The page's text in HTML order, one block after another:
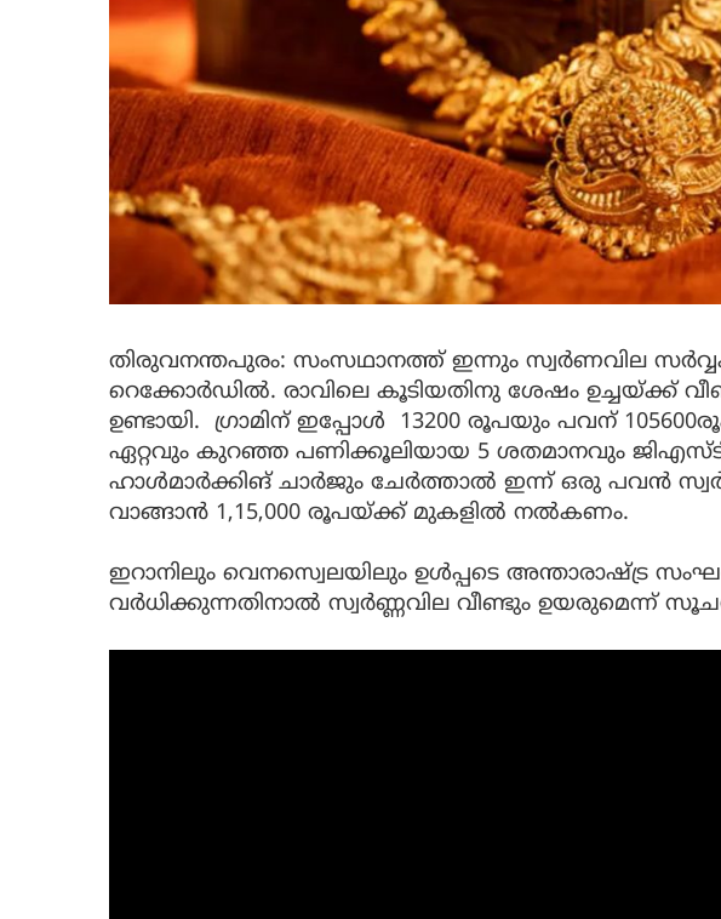
തിരുവനന്തപുരം: സംസഥാനത്ത് ഇന്നും സ്വർണവില
റെക്കോർഡിൽ. രാവിലെ കൂടിയതിനു ശേഷം ഉച്ചയ്ക്ക്
ഉണ്ടായി. ഗ്രാമിന് ഇപ്പോൾ 13200 രൂപയും പവന്
ഏറ്റവും കുറഞ്ഞ പണിക്കൂലിയായ 5 ശതമാനവും
ഹാൾമാർക്കിങ് ചാർജും ചേർത്താൽ ഇന്ന് ഒരു പവൻ
വാങ്ങാൻ 1,15,000 രൂപയ്ക്ക് മുകളിൽ നൽകണം.
ഇറാനിലും വെനസ്വെലയിലും ഉൾപ്പടെ അന്താരാഷ്ട്ര
വർധിക്കുന്നതിനാൽ സ്വർണ്ണവില വീണ്ടും ഉയരുമെന്ന്